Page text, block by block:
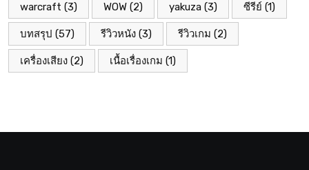
warcraft (3) WOW (2) yakuza (3) ซีรีย์ (1)
บทสรุป (57) รีวิวหนัง (3) รีวิวเกม (2)
เครื่องเสียง (2) เนื้อเรื่องเกม (1)